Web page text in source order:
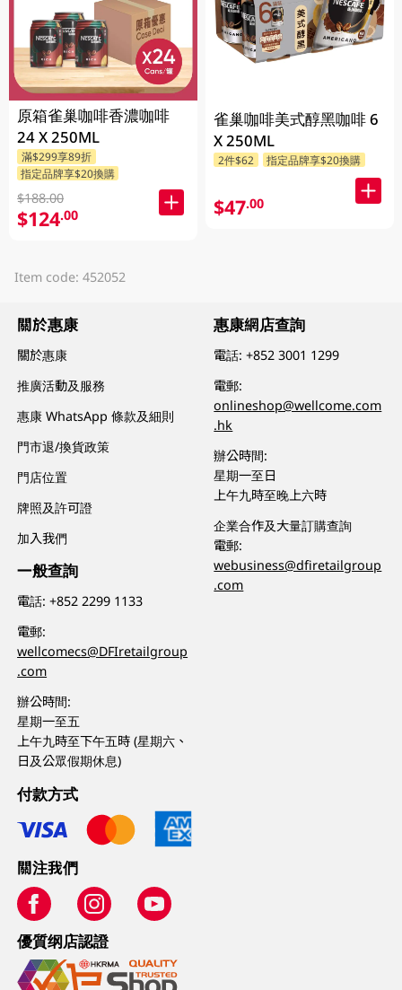
原箱雀巢咖啡香濃咖啡
24 X 250ML
滿$299享89折
指定品牌享$20換購
$188.00
$124.00
雀巢咖啡美式醇黑咖啡 6
X 250ML
2件$62 指定品牌享$20換購
$47.00
Item code: 452052
關於惠康
關於惠康
推廣活動及服務
惠康 WhatsApp 條款及細則
門市退/換貨政策
門店位置
牌照及許可證
加入我們
一般查詢
電話:+852 2299 1133
電郵:
wellcomecs@DFIretailgroup
.com
辦公時間:
星期一至五
上午九時至下午五時 (星期六、
日及公眾假期休息)
惠康網店查詢
電話:+852 3001 1299
電郵:
onlineshop@wellcome.com
.hk
辦公時間:
星期一至日
上午九時至晚上六時
企業合作及大量訂購查詢
電郵:
webusiness@dfiretailgroup
.com
付款方式
關注我們
優質纲店認證